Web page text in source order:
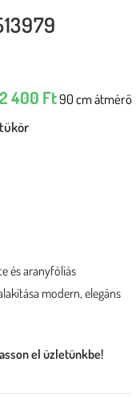
400 Ft90 cm átmérő
és aranyfóliás
modern, elegáns
el üzletünkbe!